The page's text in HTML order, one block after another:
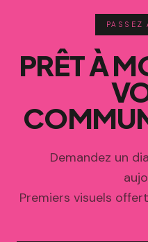
PASSEZ
PRÊT À
Demandez un
Premiers visuels